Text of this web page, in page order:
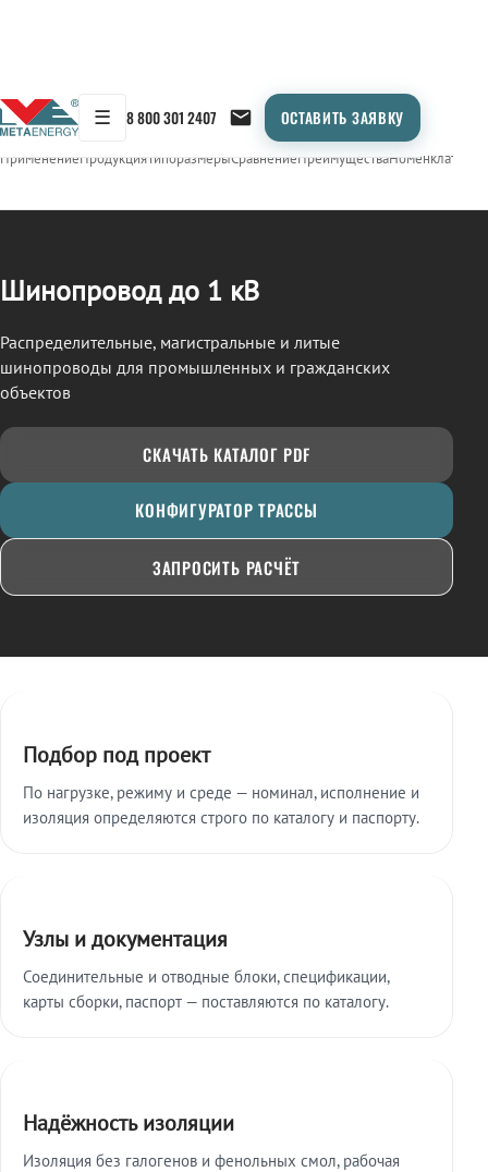
☰ 8 800 301 2407 ОСТАВИТЬ ЗАЯВКУ
← Продукция/ШИНОПРОВОД
ПрименениеПродукцияТипоразмерыСравнениеПреимуществаНоменклатура
Шинопровод до 1 кВ
Распределительные, магистральные и литые
шинопроводы для промышленных и гражданских
объектов
СКАЧАТЬ КАТАЛОГ PDF
КОНФИГУРАТОР ТРАССЫ
ЗАПРОСИТЬ РАСЧЁТ
Подбор под проект
По нагрузке, режиму и среде — номинал, исполнение и
изоляция определяются строго по каталогу и паспорту.
Узлы и документация
Соединительные и отводные блоки, спецификации,
карты сборки, паспорт — поставляются по каталогу.
Надёжность изоляции
Изоляция без галогенов и фенольных смол, рабочая